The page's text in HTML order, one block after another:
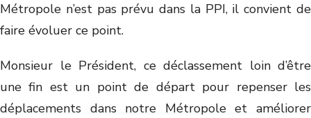
Métropole n’est pas prévu dans la PPI, il convient de
faire évoluer ce point.
Monsieur le Président, ce déclassement loin d’être
une fin est un point de départ pour repenser les
déplacements dans notre Métropole et améliorer